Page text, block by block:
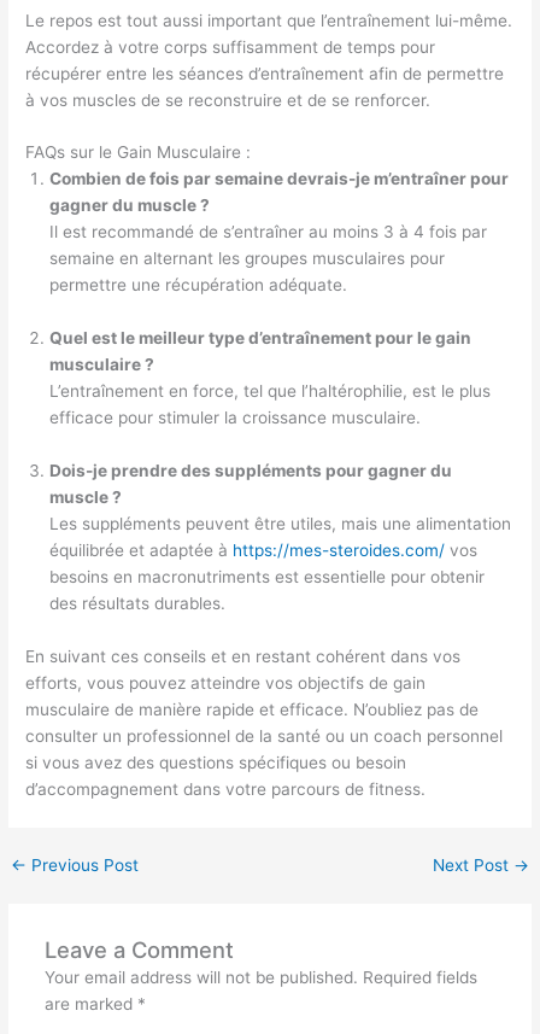
Le repos est tout aussi important que l’entraînement lui-même.
Accordez à votre corps suffisamment de temps pour
récupérer entre les séances d’entraînement afin de permettre
à vos muscles de se reconstruire et de se renforcer.
FAQs sur le Gain Musculaire :
Combien de fois par semaine devrais-je m’entraîner pour
gagner du muscle ?
Il est recommandé de s’entraîner au moins 3 à 4 fois par
semaine en alternant les groupes musculaires pour
permettre une récupération adéquate.
Quel est le meilleur type d’entraînement pour le gain
musculaire ?
L’entraînement en force, tel que l’haltérophilie, est le plus
efficace pour stimuler la croissance musculaire.
Dois-je prendre des suppléments pour gagner du
muscle ?
Les suppléments peuvent être utiles, mais une alimentation
équilibrée et adaptée à https://mes-steroides.com/ vos
besoins en macronutriments est essentielle pour obtenir
des résultats durables.
En suivant ces conseils et en restant cohérent dans vos
efforts, vous pouvez atteindre vos objectifs de gain
musculaire de manière rapide et efficace. N’oubliez pas de
consulter un professionnel de la santé ou un coach personnel
si vous avez des questions spécifiques ou besoin
d’accompagnement dans votre parcours de fitness.
← Previous Post Next Post →
Leave a Comment
Your email address will not be published. Required fields
are marked *